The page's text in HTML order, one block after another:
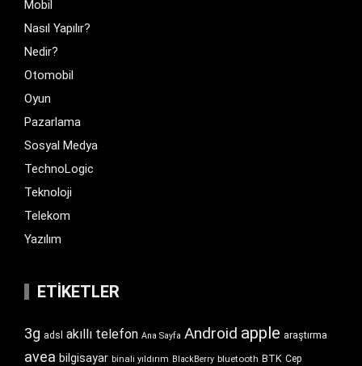
Mobil
Nasıl Yapılır?
Nedir?
Otomobil
Oyun
Pazarlama
Sosyal Medya
TechnoLogic
Teknoloji
Telekom
Yazılım
ETIKETLER
3g adsl akıllı telefon Ana Sayfa Android apple araştırma
avea bilgisayar binali yıldırım BlackBerry bluetooth BTK Cep